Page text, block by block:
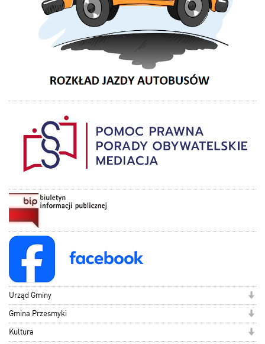
Urząd Gminy
Gmina Przesmyki
Kultura